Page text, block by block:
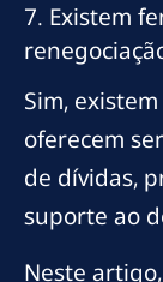
7. Existem
Sim,
oferecem
de dívidas,
suporte ao
Neste